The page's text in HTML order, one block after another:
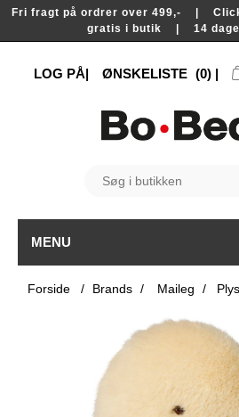
Fri fragt på ordrer over 499,- |
gratis i butik | 14
LOG PÅ ØNSKELISTE (0)
MENU
Forside / Brands / Maileg /